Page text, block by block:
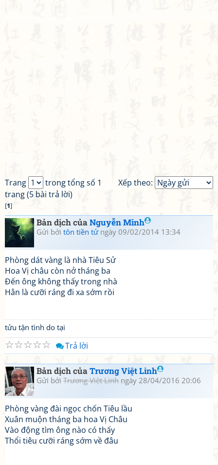
Xếp theo:
Trang
trong tổng số 1
trang (5 bài trả lời)
[1]
Bản dịch củaNguyễn Minh
Gửi bởi tôn tiền tửngày 09/02/2014 13:34
Phòng dát vàng là nhà Tiêu Sử
Hoa Vị châu còn nở tháng ba
Đến ông không thấy trong nhà
Hẳn là cưỡi ráng đi xa sớm rồi
tửu tận tình do tại
☆
☆
☆
☆
☆ Trả lời
Bản dịch củaTrương Việt Linh
Gửi bởi Trương Việt Linh ngày 28/04/2016 20:06
Phòng vàng đài ngọc chốn Tiêu lầu
Xuân muộn tháng ba hoa Vị Châu
Vào động tìm ông nào có thấy
Thổi tiêu cưỡi ráng sớm về đâu